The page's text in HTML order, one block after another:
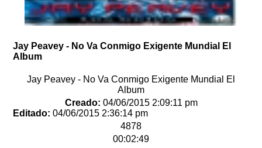
Jay Peavey - No Va Conmigo Exigente Mundial El
Album
Jay Peavey - No Va Conmigo Exigente Mundial El
Album
Creado: 04/06/2015 2:09:11 pm
Editado: 04/06/2015 2:36:14 pm
4878
00:02:49